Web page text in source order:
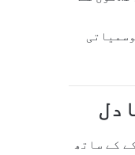
کے ساتھ